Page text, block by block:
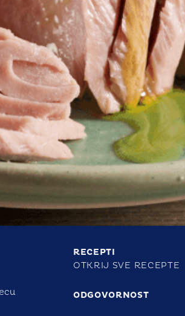
RECEPTI
OTKRIJ SVE RECEPTE
ODGOVORNOST